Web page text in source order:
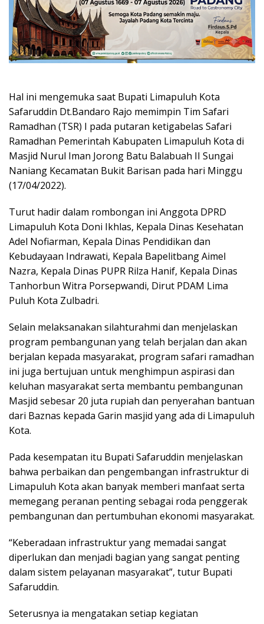
Hal ini mengemuka saat Bupati Limapuluh Kota
Safaruddin Dt.Bandaro Rajo memimpin Tim Safari
Ramadhan (TSR) I pada putaran ketigabelas Safari
Ramadhan Pemerintah Kabupaten Limapuluh Kota di
Masjid Nurul Iman Jorong Batu Balabuah II Sungai
Naniang Kecamatan Bukit Barisan pada hari Minggu
(17/04/2022).
Turut hadir dalam rombongan ini Anggota DPRD
Limapuluh Kota Doni Ikhlas, Kepala Dinas Kesehatan
Adel Nofiarman, Kepala Dinas Pendidikan dan
Kebudayaan Indrawati, Kepala Bapelitbang Aimel
Nazra, Kepala Dinas PUPR Rilza Hanif, Kepala Dinas
Tanhorbun Witra Porsepwandi, Dirut PDAM Lima
Puluh Kota Zulbadri.
Selain melaksanakan silahturahmi dan menjelaskan
program pembangunan yang telah berjalan dan akan
berjalan kepada masyarakat, program safari ramadhan
ini juga bertujuan untuk menghimpun aspirasi dan
keluhan masyarakat serta membantu pembangunan
Masjid sebesar 20 juta rupiah dan penyerahan bantuan
dari Baznas kepada Garin masjid yang ada di Limapuluh
Kota.
Pada kesempatan itu Bupati Safaruddin menjelaskan
bahwa perbaikan dan pengembangan infrastruktur di
Limapuluh Kota akan banyak memberi manfaat serta
memegang peranan penting sebagai roda penggerak
pembangunan dan pertumbuhan ekonomi masyarakat.
“Keberadaan infrastruktur yang memadai sangat
diperlukan dan menjadi bagian yang sangat penting
dalam sistem pelayanan masyarakat”, tutur Bupati
Safaruddin.
Seterusnya ia mengatakan setiap kegiatan